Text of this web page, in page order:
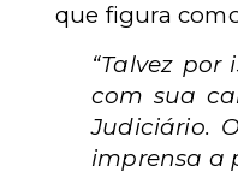
que figura
“Talvez
com sua
Judiciário.
imprensa a